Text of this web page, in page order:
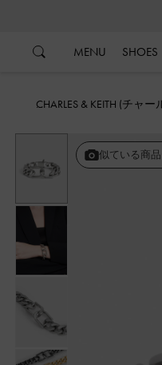
MENU SHOES
CHARLES & KEITH (チャ
似ている商